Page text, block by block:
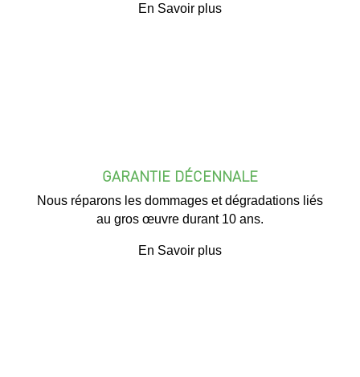
En Savoir plus
GARANTIE DÉCENNALE
Nous réparons les dommages et dégradations liés
au gros œuvre durant 10 ans.
En Savoir plus